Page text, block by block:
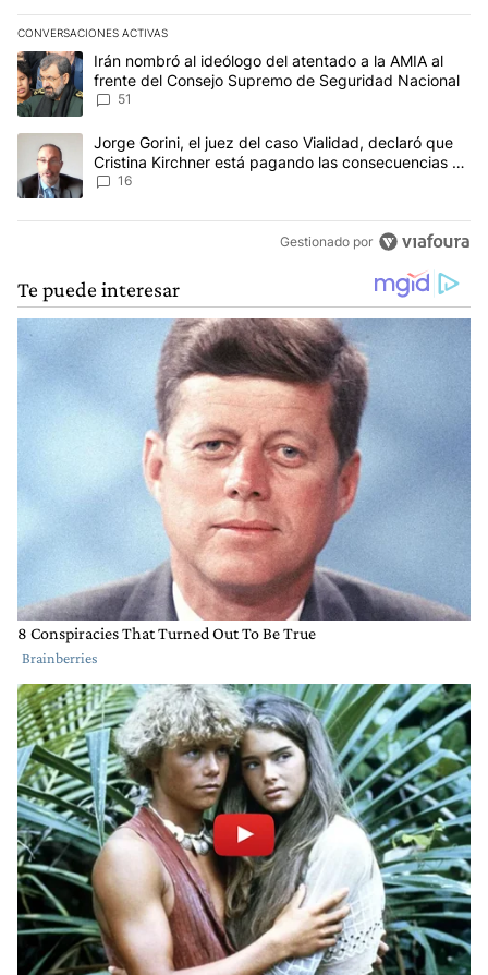
CONVERSACIONES ACTIVAS
Este listado muestra los artículos con más comentarios en los
Un artículo de tendencia con el título "Irán nombró al ideólogo
Irán nombró al ideólogo del atentado a la AMIA al
frente del Consejo Supremo de Seguridad Nacional
51
Un artículo de tendencia con el título "Jorge Gorini, el juez del
Jorge Gorini, el juez del caso Vialidad, declaró que
Cristina Kirchner está pagando las consecuencias de
cometer "un delito comprobado"
16
Gestionado por